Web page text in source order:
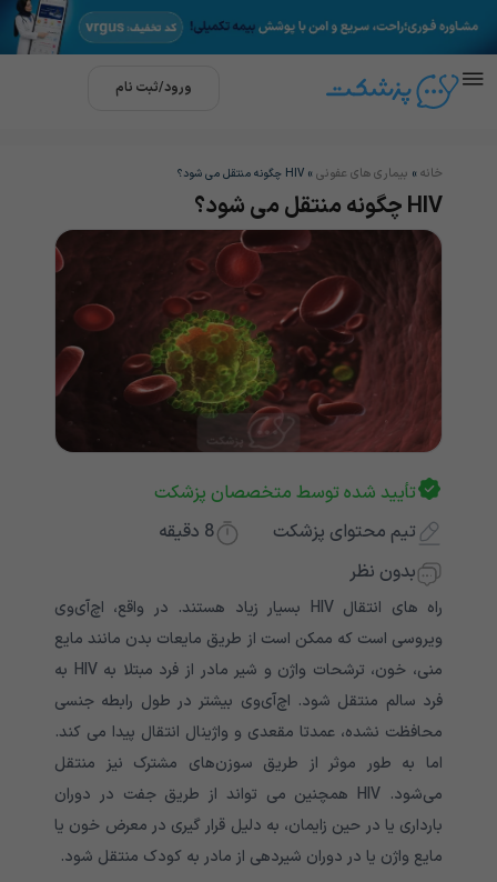
ورود/ثبت نام
خانه » بیماری های عفونی » HIV چگونه منتقل می شود؟
HIV چگونه منتقل می شود؟
تأیید شده توسط متخصصان پزشکت
تیم محتوای پزشکت
8 دقیقه
بدون نظر
راه های انتقال HIV بسیار زیاد هستند. در واقع، اچ‌آی‌وی
ویروسی است که ممکن است از طریق مایعات بدن مانند مایع
منی، خون، ترشحات واژن و شیر مادر از فرد مبتلا به HIV به
فرد سالم منتقل شود. اچ‌آی‌وی بیشتر در طول رابطه جنسی
محافظت نشده، عمدتا مقعدی و واژینال انتقال پیدا می کند.
اما به طور موثر از طریق سوزن‌های مشترک نیز منتقل
می‌شود. HIV همچنین می تواند از طریق جفت در دوران
بارداری یا در حین زایمان، به دلیل قرار گیری در معرض خون یا
مایع واژن یا در دوران شیردهی از مادر به کودک منتقل شود.